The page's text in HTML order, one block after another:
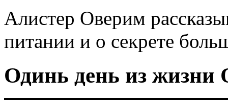
Алистер Оверим
питании и о секрете
Одинь день из жизни